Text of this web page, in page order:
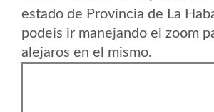
estado de Provincia de La
podeis ir manejando el zoom
alejaros en el mismo.